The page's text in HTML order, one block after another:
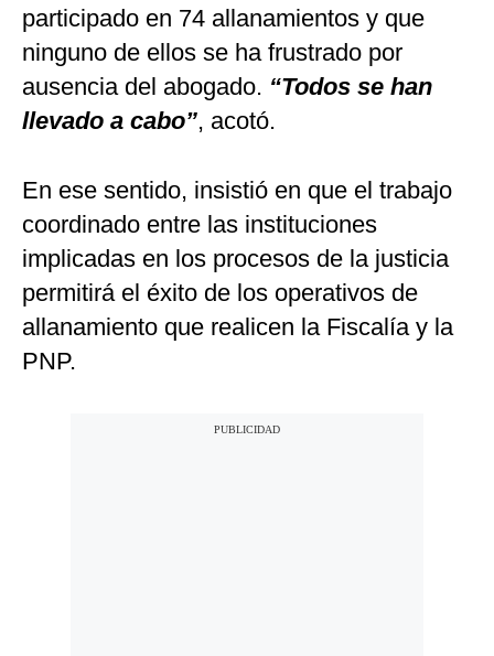
participado en 74 allanamientos y que
ninguno de ellos se ha frustrado por
ausencia del abogado. “Todos se han
llevado a cabo”, acotó.
En ese sentido, insistió en que el trabajo
coordinado entre las instituciones
implicadas en los procesos de la justicia
permitirá el éxito de los operativos de
allanamiento que realicen la Fiscalía y la
PNP.